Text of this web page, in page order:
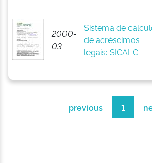
2000-
03
Sistema de
de acréscimos
legais: SICALC
previous 1